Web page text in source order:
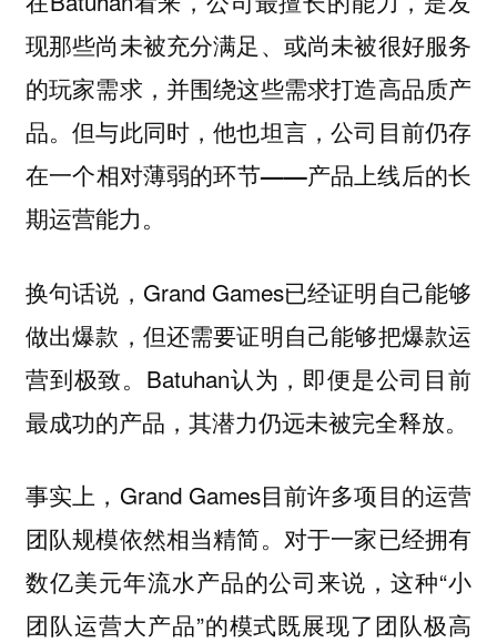
现那些尚未被充分满足、或尚未被很好服务
的玩家需求，并围绕这些需求打造高品质产
品。但与此同时，他也坦言，公司目前仍存
在一个相对薄弱的环节——产品上线后的长
期运营能力。
换句话说，Grand Games已经证明自己能够
做出爆款，但还需要证明自己能够把爆款运
营到极致。Batuhan认为，即便是公司目前
最成功的产品，其潜力仍远未被完全释放。
事实上，Grand Games目前许多项目的运营
团队规模依然相当精简。对于一家已经拥有
数亿美元年流水产品的公司来说，这种“小
团队运营大产品”的模式既展现了团队极高